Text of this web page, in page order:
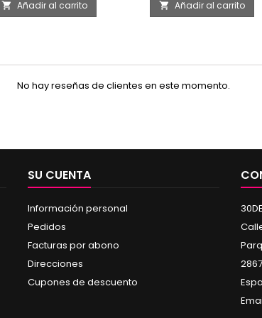
 Añadir al carrito  Añadir al carrito
No hay reseñas de clientes en este momento.
SU CUENTA
Información personal
Pedidos
Facturas por abono
Direcciones
Cupones de descuento